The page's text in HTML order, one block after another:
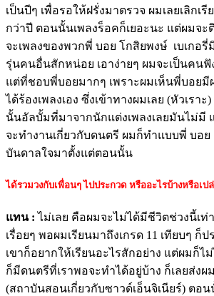
เป็นปีๆ เพื่อรอให้ฝรั่งมาตรวจ ผมเลยเลิกเ
กว่าปี ตอนนั้นเพลงร็อคก็เยอะนะ แต่ผมจะ
จะเพลงของพวกพี่ บอย โกสิยพงษ์ เบเกอรี่
รุ่นคนอื่นสักหน่อย เอาง่ายๆ ผมจะเป็นคนฟั
แต่ที่ชอบพี่บอยมากๆ เพราะผมเห็นพี่บอยมี
ได้ร้องเพลงเอง ซึ่งเข้าทางผมเลย (หัวเรา
นั้นอัลบั้มที่มาจากนักแต่งเพลงเลยมันไม่มี
จะทำงานเกี่ยวกับดนตรี ผมก็ทำแบบพี่ บอย
บันดาลใจมาตั้งแต่ตอนนั้น
ได้รวมวงกับเพื่อนๆ ไปประกวด หรืออะไรบ้างหรือเป
แทน :ไม่เลย คือผมจะไม่ได้มีชีวิตช่วงนี้เท่
เรื่อยๆ พอผมเรียนมาถึงเกรด 11 เทียบๆ ก็
เขาก็อยากให้เรียนอะไรสักอย่าง แต่ผมก็ไ
ก็มีดนตรีที่เราพอจะทำได้อยู่บ้าง ก็เลยส่งผ
(สถาบันสอนเกี่ยวกับซาวด์เอ็นจิเนียร์) ตอน